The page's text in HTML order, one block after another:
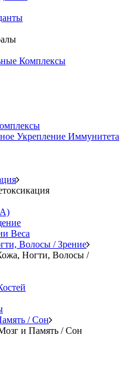
Комплексы
Укрепление Иммунитета
Веса
Волосы / Зрение
Ногти, Волосы /
/ Сон
и Память / Сон